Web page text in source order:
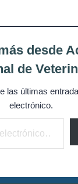
Fotos
Contacto
Novedades
desde
de
las últimas
electrónico.